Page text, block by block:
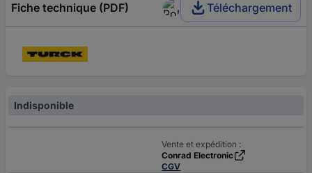
Fiche technique (PDF) Téléchargement
Indisponible
Vente et expédition :
Conrad Electronic
CGV